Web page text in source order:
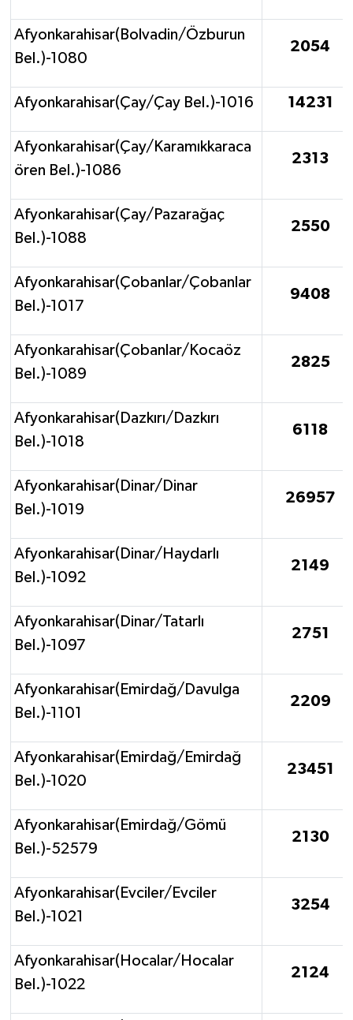
Afyonkarahisar(Bolvadin/Özburun
Bel.)-1080
2054
Afyonkarahisar(Çay/Çay Bel.)-1016 14231
Afyonkarahisar(Çay/Karamıkkaraca
ören Bel.)-1086
2313
Afyonkarahisar(Çay/Pazarağaç
Bel.)-1088
2550
Afyonkarahisar(Çobanlar/Çobanlar
Bel.)-1017
9408
Afyonkarahisar(Çobanlar/Kocaöz
Bel.)-1089
2825
Afyonkarahisar(Dazkırı/Dazkırı
Bel.)-1018
6118
Afyonkarahisar(Dinar/Dinar
Bel.)-1019
26957
Afyonkarahisar(Dinar/Haydarlı
Bel.)-1092
2149
Afyonkarahisar(Dinar/Tatarlı
Bel.)-1097
2751
Afyonkarahisar(Emirdağ/Davulga
Bel.)-1101
2209
Afyonkarahisar(Emirdağ/Emirdağ
Bel.)-1020
23451
Afyonkarahisar(Emirdağ/Gömü
Bel.)-52579
2130
Afyonkarahisar(Evciler/Evciler
Bel.)-1021
3254
Afyonkarahisar(Hocalar/Hocalar
Bel.)-1022
2124